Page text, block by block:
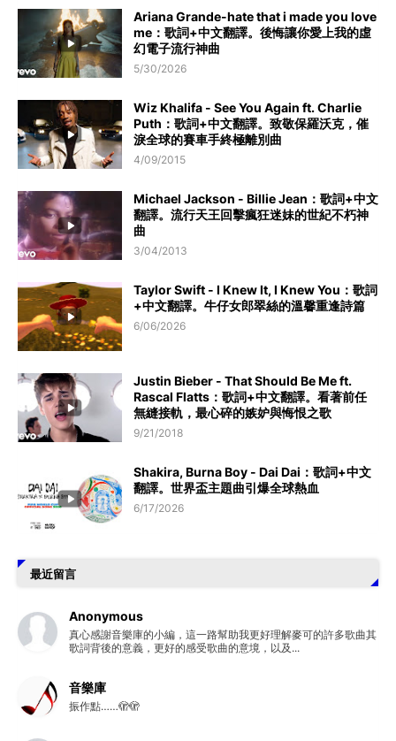
Ariana Grande-hate that i made you love
me：歌詞+中文翻譯。後悔讓你愛上我的虛
幻電子流行神曲
5/30/2026
Wiz Khalifa - See You Again ft. Charlie
Puth：歌詞+中文翻譯。致敬保羅沃克，催
淚全球的賽車手終極離別曲
4/09/2015
Michael Jackson - Billie Jean：歌詞+中文
翻譯。流行天王回擊瘋狂迷妹的世紀不朽神
曲
3/04/2013
Taylor Swift - I Knew It, I Knew You：歌詞
+中文翻譯。牛仔女郎翠絲的溫馨重逢詩篇
6/06/2026
Justin Bieber - That Should Be Me ft.
Rascal Flatts：歌詞+中文翻譯。看著前任
無縫接軌，最心碎的嫉妒與悔恨之歌
9/21/2018
Shakira, Burna Boy - Dai Dai：歌詞+中文
翻譯。世界盃主題曲引爆全球熱血
6/17/2026
最近留言
Anonymous
真心感謝音樂庫的小編，這一路幫助我更好理解麥可的許多歌曲其
歌詞背後的意義，更好的感受歌曲的意境，以及...
音樂庫
振作點……🫣🫣